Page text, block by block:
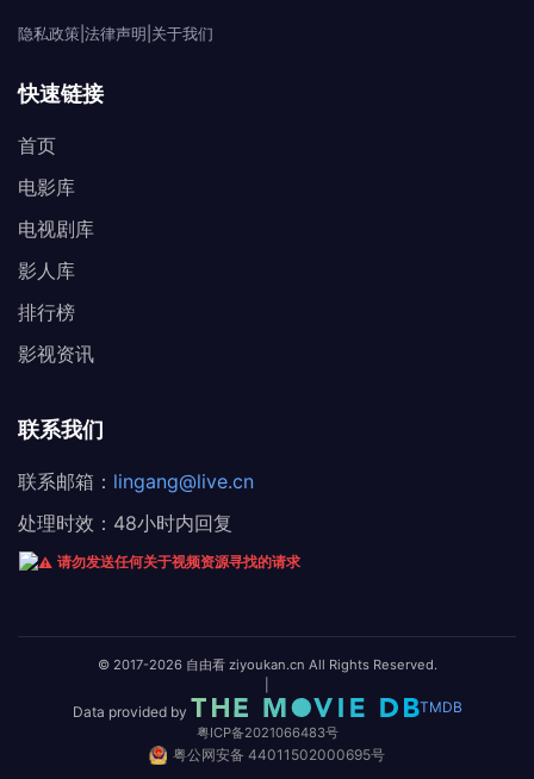
隐私政策 法律声明 关于我们
快速链接
首页
电影库
电视剧库
影人库
排行榜
影视资讯
联系我们
联系邮箱： lingang@live.cn
处理时效：48小时内回复
请勿发送任何关于视频资源寻找的请求
© 2017-2026 自由看 ziyoukan.cn All Rights Reserved.
Data provided by TMDB
粤ICP备2021066483号
粤公网安备 44011502000695号